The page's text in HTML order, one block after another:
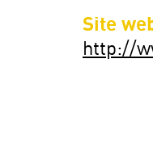
Site
http://